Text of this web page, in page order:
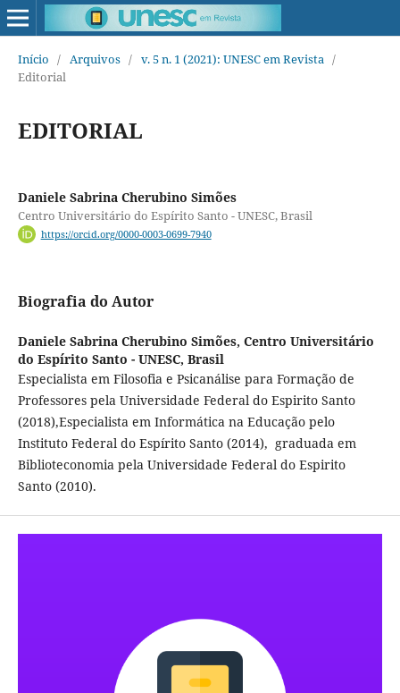
Início / Arquivos / v. 5 n. 1 (2021): UNESC em Revista /
Editorial
EDITORIAL
Daniele Sabrina Cherubino Simões
Centro Universitário do Espírito Santo - UNESC, Brasil
https://orcid.org/0000-0003-0699-7940
Biografia do Autor
Daniele Sabrina Cherubino Simões, Centro Universitário
do Espírito Santo - UNESC, Brasil
Especialista em Filosofia e Psicanálise para Formação de
Professores pela Universidade Federal do Espirito Santo
(2018),Especialista em Informática na Educação pelo
Instituto Federal do Espírito Santo (2014), graduada em
Biblioteconomia pela Universidade Federal do Espirito
Santo (2010).